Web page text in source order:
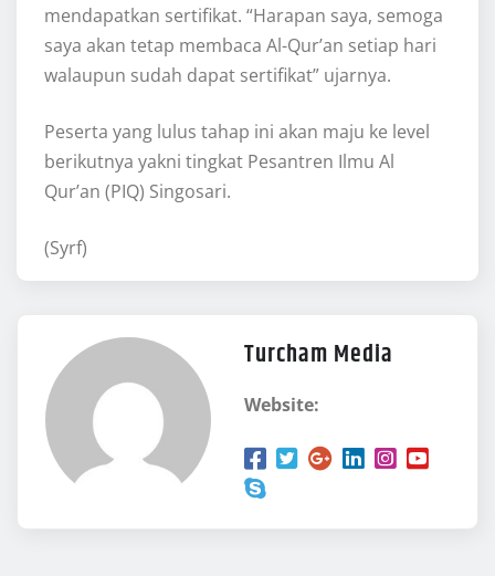
mendapatkan sertifikat. “Harapan saya, semoga
saya akan tetap membaca Al-Qur’an setiap hari
walaupun sudah dapat sertifikat” ujarnya.
Peserta yang lulus tahap ini akan maju ke level
berikutnya yakni tingkat Pesantren Ilmu Al
Qur’an (PIQ) Singosari.
(Syrf)
Turcham Media
Website: